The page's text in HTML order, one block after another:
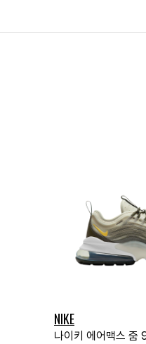
NIKE
나이키 에어맥스 줌